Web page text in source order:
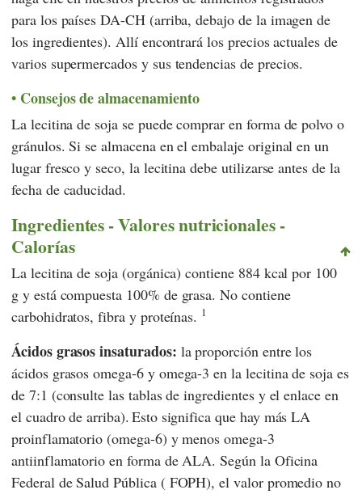
para los países DA-CH (arriba, debajo de la imagen de
los ingredientes). Allí encontrará los precios actuales de
varios supermercados y sus tendencias de precios.
Consejos de almacenamiento
La lecitina de soja se puede comprar en forma de polvo o
gránulos. Si se almacena en el embalaje original en un
lugar fresco y seco, la lecitina debe utilizarse antes de la
fecha de caducidad.
Ingredientes - Valores nutricionales -
Calorías
La lecitina de soja (orgánica) contiene 884 kcal por 100
g y está compuesta 100% de grasa. No contiene
carbohidratos, fibra y proteínas. 1
Ácidos grasos insaturados: la proporción entre los
ácidos grasos omega-6 y omega-3 en la lecitina de soja es
de 7:1 (consulte las tablas de ingredientes y el enlace en
el cuadro de arriba). Esto significa que hay más LA
proinflamatorio (omega-6) y menos omega-3
antiinflamatorio en forma de ALA. Según la Oficina
Federal de Salud Pública( FOPH), el valor promedio no